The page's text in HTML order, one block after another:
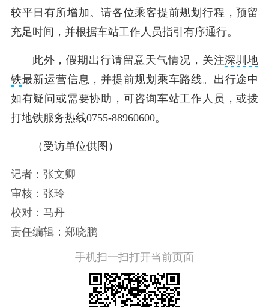
较平日有所增加。请各位乘客提前规划行程，预留
充足时间，并根据车站工作人员指引有序通行。
此外，假期出行请留意天气情况，关注深圳地
铁最新运营信息，并提前规划乘车路线。出行途中
如有疑问或需要协助，可咨询车站工作人员，或拨
打地铁服务热线0755-88960600。
（受访单位供图）
记者：张文卿
审核：张玲
校对：马丹
责任编辑：郑晓鹏
手机扫一扫打开当前页面